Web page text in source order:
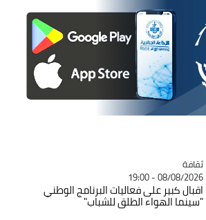
Catégorie
ثقافة
08/08/2026 - 19:00
اقبال كبير على فعاليات البرنامج الوطني
"سينما الهواء الطلق للشباب"